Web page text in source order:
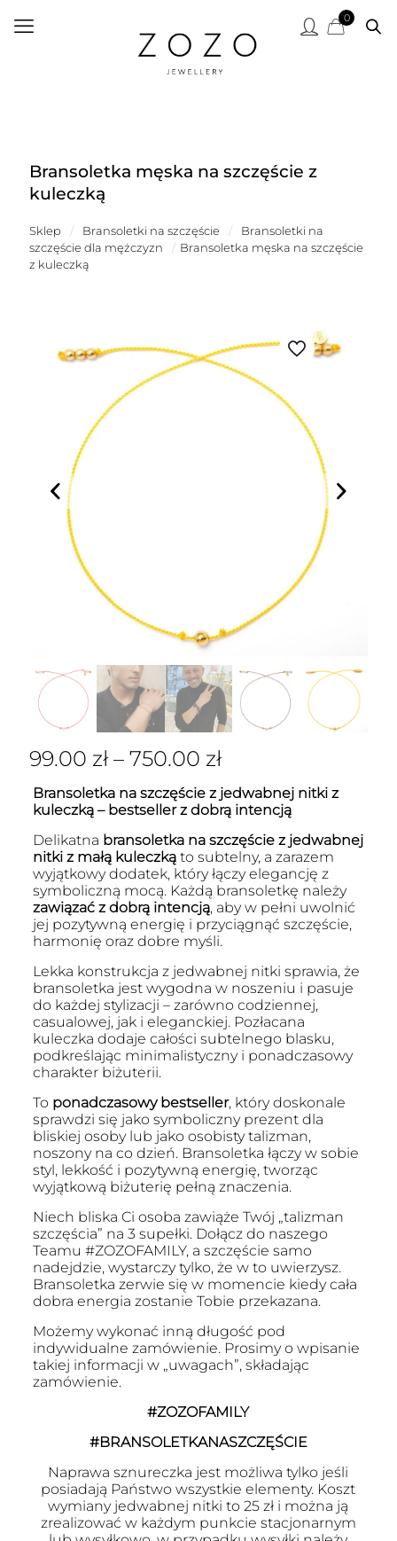
0
Bransoletka męska na szczęście z
kuleczką
Sklep / Bransoletki na szczęście /
Bransoletki na
szczęście dla mężczyzn
/ Bransoletka męska na szczęście
z kuleczką
99.00 zł – 750.00 zł
Bransoletka na szczęście z jedwabnej nitki z
kuleczką – bestseller z dobrą intencją
Delikatna bransoletka na szczęście z jedwabnej
nitki z małą kuleczkąto subtelny, a zarazem
wyjątkowy dodatek, który łączy elegancję z
symboliczną mocą. Każdą bransoletkę należy
zawiązać z dobrą intencją, aby w pełni uwolnić
jej pozytywną energię i przyciągnąć szczęście,
harmonię oraz dobre myśli.
Lekka konstrukcja z jedwabnej nitki sprawia, że
bransoletka jest wygodna w noszeniu i pasuje
do każdej stylizacji – zarówno codziennej,
casualowej, jak i eleganckiej. Pozłacana
kuleczka dodaje całości subtelnego blasku,
podkreślając minimalistyczny i ponadczasowy
charakter biżuterii.
To ponadczasowy bestseller, który doskonale
sprawdzi się jako symboliczny prezent dla
bliskiej osoby lub jako osobisty talizman,
noszony na co dzień. Bransoletka łączy w sobie
styl, lekkość i pozytywną energię, tworząc
wyjątkową biżuterię pełną znaczenia.
Niech bliska Ci osoba zawiąże Twój „talizman
szczęścia” na 3 supełki. Dołącz do naszego
Teamu #ZOZOFAMILY, a szczęście samo
nadejdzie, wystarczy tylko, że w to uwierzysz.
Bransoletka zerwie się w momencie kiedy cała
dobra energia zostanie Tobie przekazana.
Możemy wykonać inną długość pod
indywidualne zamówienie. Prosimy o wpisanie
takiej informacji w „uwagach”, składając
zamówienie.
#ZOZOFAMILY
#BRANSOLETKANASZCZĘŚCIE
Naprawa sznureczka jest możliwa tylko jeśli
posiadają Państwo wszystkie elementy. Koszt
wymiany jedwabnej nitki to 25 zł i można ją
zrealizować w każdym punkcie stacjonarnym